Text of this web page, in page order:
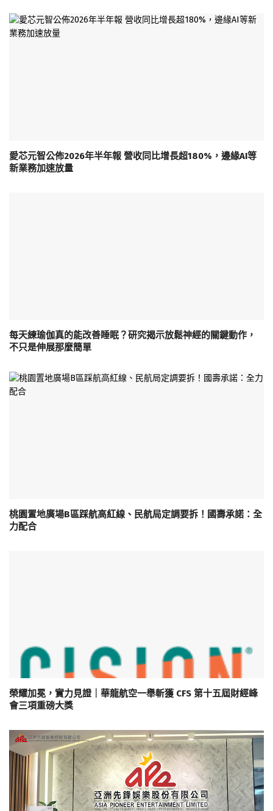
愛芯元智公佈2026年半年報 營收同比增長超180%，邊緣AI等
新業務加速放量
每天練瑜伽真的能改善睡眠？研究揭示放鬆神經的關鍵動作，
不只是伸展那麼簡單
桃園置地廣場B區踩航高紅線、民航局定調要拆！國壽承諾：全
力配合
榮耀加冕，實力見證｜華龍航空一舉斬獲 CFS 第十五屆財經峰
會三項重磅大獎